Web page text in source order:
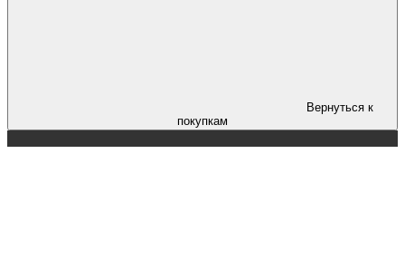
Вернуться к
покупкам